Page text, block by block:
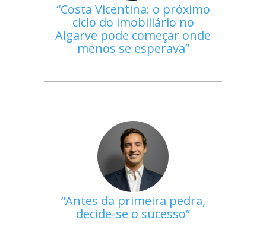
Costa Vicentina: o próximo
ciclo do imobiliário no
Algarve pode começar onde
menos se esperava
Antes da primeira pedra,
decide-se o sucesso